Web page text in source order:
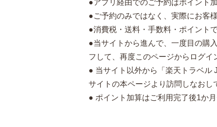
●アプリ経由でのご予約はポイント
●ご予約のみではなく、実際にお客
●消費税・送料・手数料・ポイント
●当サイトから進んで、一度目の購
フして、再度このページからログイ
● 当サイト以外から「楽天トラベル
サイトの本ページより訪問しなおし
● ポイント加算はご利用完了後1か